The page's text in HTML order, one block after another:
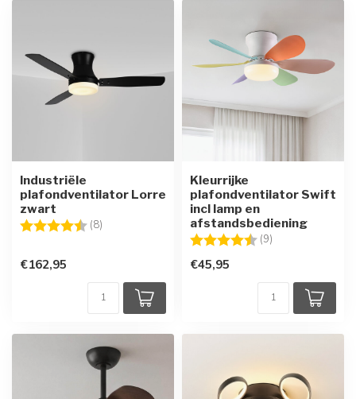
Industriële
plafondventilator Lorre
zwart
Beoordeling: (8)
€162,95
Kleurrijke
plafondventilator Swift
incl lamp en
afstandsbediening
Beoordeling: (9)
€45,95